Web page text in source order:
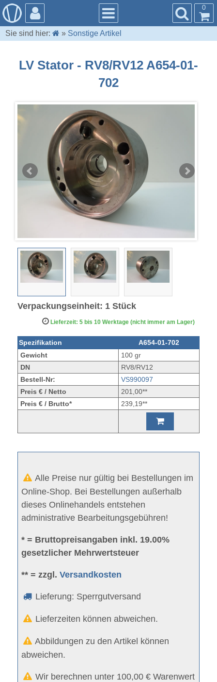
0
Sie sind hier: » Sonstige Artikel
LV Stator - RV8/RV12 A654-01-
702
Verpackungseinheit: 1 Stück
Lieferzeit: 5 bis 10 Werktage (nicht immer am Lager)
Spezifikation
A654-01-702
Gewicht
100 gr
DN
RV8/RV12
Bestell-Nr:
VS990097
Preis € / Netto
201,00**
Preis € / Brutto*
239,19**
Alle Preise nur gültig bei Bestellungen im
Online-Shop. Bei Bestellungen außerhalb
dieses Onlinehandels entstehen
administrative Bearbeitungsgebühren!
* = Bruttopreisangaben inkl. 19.00%
gesetzlicher Mehrwertsteuer
** = zzgl.Versandkosten
Lieferung: Sperrgutversand
Lieferzeiten können abweichen.
Abbildungen zu den Artikel können
abweichen.
Wir berechnen unter 100,00 € Warenwert